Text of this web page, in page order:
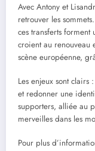
Avec Antony et
retrouver les
ces transferts forment
croient au
scène européenne,
Les enjeux sont
et redonner une
supporters, alliée au
merveilles dans les
Pour plus